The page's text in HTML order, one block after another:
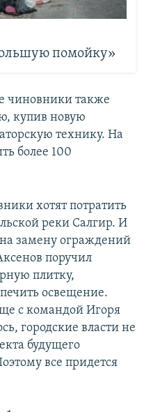
помойку»
чиновники также
купив новую
технику. На
более 100
хотят потратить
реки Салгир. И
замену ограждений
поручил
плитку,
освещение.
с командой Игоря
городские власти не
будущего
все придется